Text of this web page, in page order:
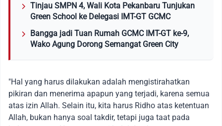
Tinjau SMPN 4, Wali Kota Pekanbaru Tunjukan
Green School ke Delegasi IMT-GT GCMC
Bangga jadi Tuan Rumah GCMC IMT-GT ke-9,
Wako Agung Dorong Semangat Green City
"Hal yang harus dilakukan adalah mengistirahatkan
pikiran dan menerima apapun yang terjadi, karena semua
atas izin Allah. Selain itu, kita harus Ridho atas ketentuan
Allah, bukan hanya soal takdir, tetapi juga taat pada